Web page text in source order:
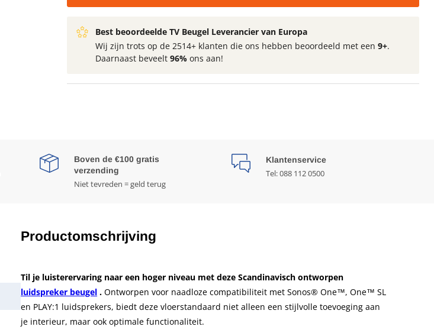
Best beoordeelde TV Beugel Leverancier van Europa
Wij zijn trots op de 2514+ klanten die ons hebben beoordeeld met een 9+.
Daarnaast beveelt 96%ons aan!
Boven de €100 gratis
verzending
Niet tevreden = geld terug
Klantenservice
Tel: 088 112 0500
Productomschrijving
Til je luisterervaring naar een hoger niveau met deze Scandinavisch ontworpen
luidspreker beugel . Ontworpen voor naadloze compatibiliteit met Sonos® One™, One™ SL
en PLAY:1 luidsprekers, biedt deze vloerstandaard niet alleen een stijlvolle toevoeging aan
je interieur, maar ook optimale functionaliteit.